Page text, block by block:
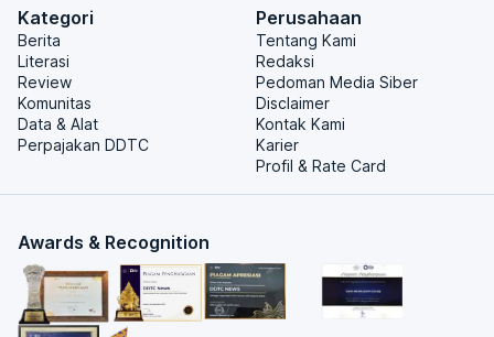
Kategori
Berita
Literasi
Review
Komunitas
Data & Alat
Perpajakan DDTC
Perusahaan
Tentang Kami
Redaksi
Pedoman Media Siber
Disclaimer
Kontak Kami
Karier
Profil & Rate Card
Awards & Recognition